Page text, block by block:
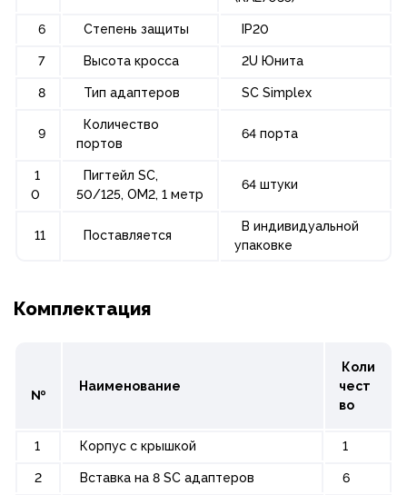
6 Степень защиты IP20
7 Высота кросса 2U Юнита
8 Тип адаптеров SC Simplex
9
Количество
портов
64 порта
1
0
Пигтейл SC,
50/125, OM2, 1 метр
64 штуки
11 Поставляется
В индивидуальной
упаковке
Комплектация
№
Наименование
Коли
чест
во
1 Корпус с крышкой 1
2 Вставка на 8 SC адаптеров 6